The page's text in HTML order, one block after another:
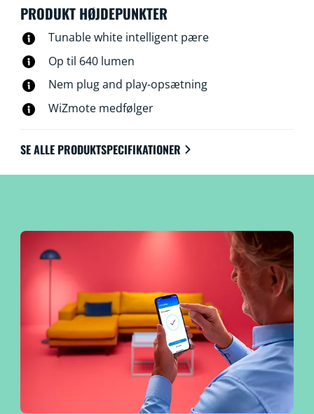
PRODUKT HØJDEPUNKTER
Tunable white intelligent pære
Op til 640 lumen
Nem plug and play-opsætning
WiZmote medfølger
SE ALLE PRODUKTSPECIFIKATIONER